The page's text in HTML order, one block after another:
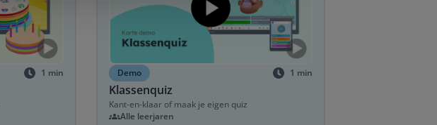
1 min Demo 1 min
Klassenquiz
Kant-en-klaar of maak je eigen quiz
Alle leerjaren